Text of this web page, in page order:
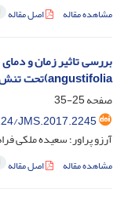
مشاهده مقاله اصل مقاله
angustifolia)تحت تنش شوری
صفحه25-35
JMS.2017.2245
آرزو پراور؛ سعیده ملکی
مشاهده مقاله اصل مقاله